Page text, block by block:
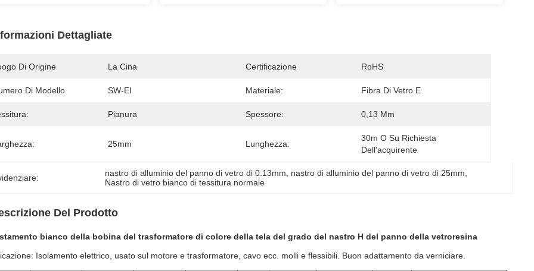
Dettagliate
Di Origine La Cina Certificazione RoHS
Di Modello SW-EI Materiale: Fibra Di Vetro E
Pianura Spessore: 0,13 Mm
25mm Lunghezza:
30m O Su Richiesta
Dell'acquirente
nastro di alluminio del panno di vetro di 0.13mm nastro di alluminio del panno di vetro di 25mm
Nastro di vetro bianco di tessitura normale
Del Prodotto
bianco della bobina del trasformatore di colore della tela del grado del nastro H del panno della vetroresina
Isolamento elettrico, usato sul motore e trasformatore, cavo ecc. molli e flessibili. Buon adattamento da verniciare.